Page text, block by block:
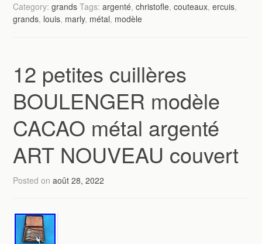
Category:grands Tags:argenté,christofle,couteaux,ercuis,
grands, louis, marly, métal, modèle
12 petites cuillères
BOULENGER modèle
CACAO métal argenté
ART NOUVEAU couvert
Posted onaoût 28, 2022